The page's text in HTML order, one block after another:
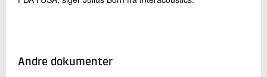
Andre dokumenter